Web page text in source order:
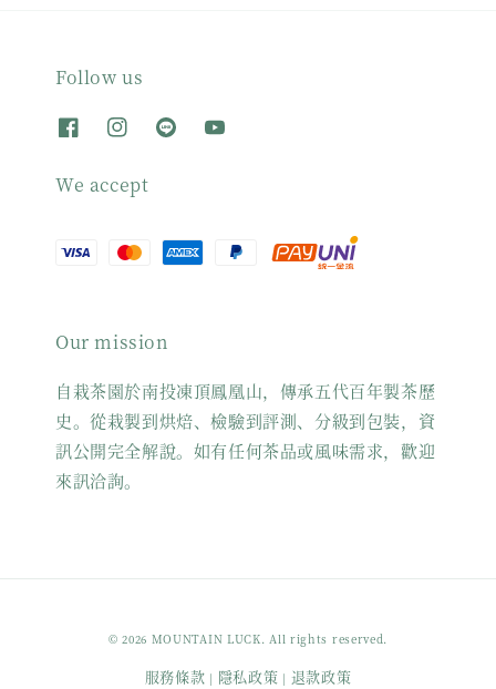
Follow us
We accept
Our mission
自栽茶園於南投凍頂鳳凰山，傳承五代百年製茶歷
史。從栽製到烘焙、檢驗到評測、分級到包裝，資
訊公開完全解說。如有任何茶品或風味需求，歡迎
來訊洽詢。
© 2026 MOUNTAIN LUCK. All rights reserved.
服務條款 | 隱私政策 | 退款政策